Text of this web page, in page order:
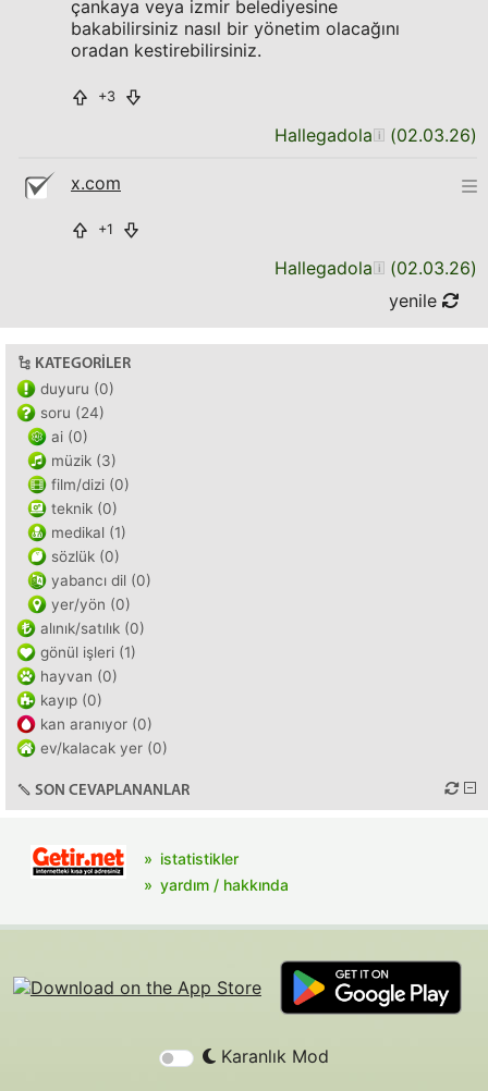
çankaya veya izmir belediyesine
bakabilirsiniz nasıl bir yönetim olacağını
oradan kestirebilirsiniz.
+3
Hallegadola (02.03.26)
x.com
+1
Hallegadola (02.03.26)
yenile
KATEGORILER
duyuru (0)
soru (24)
ai (0)
müzik (3)
film/dizi (0)
teknik (0)
medikal (1)
sözlük (0)
yabancı dil (0)
yer/yön (0)
alınık/satılık (0)
gönül işleri (1)
hayvan (0)
kayıp (0)
kan aranıyor (0)
ev/kalacak yer (0)
SON CEVAPLANANLAR
istatistikler
yardım / hakkında
Karanlık Mod